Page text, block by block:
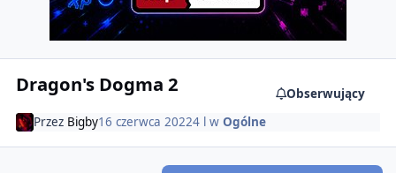
Dragon's Dogma 2
Obserwujący
Przez Bigby16 czerwca 20224 l w Ogólne